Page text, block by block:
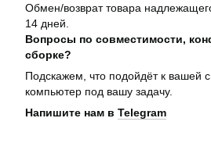
Обмен/возврат товара
14 дней.
Вопросы по совместимости,
сборке?
Подскажем, что подойдёт к вашей
компьютер под вашу задачу.
Напишите нам в Telegram